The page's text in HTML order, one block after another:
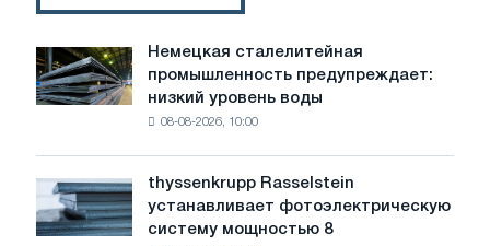
Немецкая
сталелитейная
промышленность
предупреждает:
воды
угрожает
Немецкая сталелитейная
промышленность предупреждает:
низкий уровень воды
08-08-2026, 10:00
thyssenkrupp
Rasselstein
устанавливает
thyssenkrupp Rasselstein
устанавливает фотоэлектрическую
систему мощностью 8